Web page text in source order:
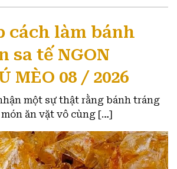
cách làm bánh
sa tế NGON
MÈO 08 / 2026
một sự thật rằng bánh tráng
ăn vặt vô cùng […]